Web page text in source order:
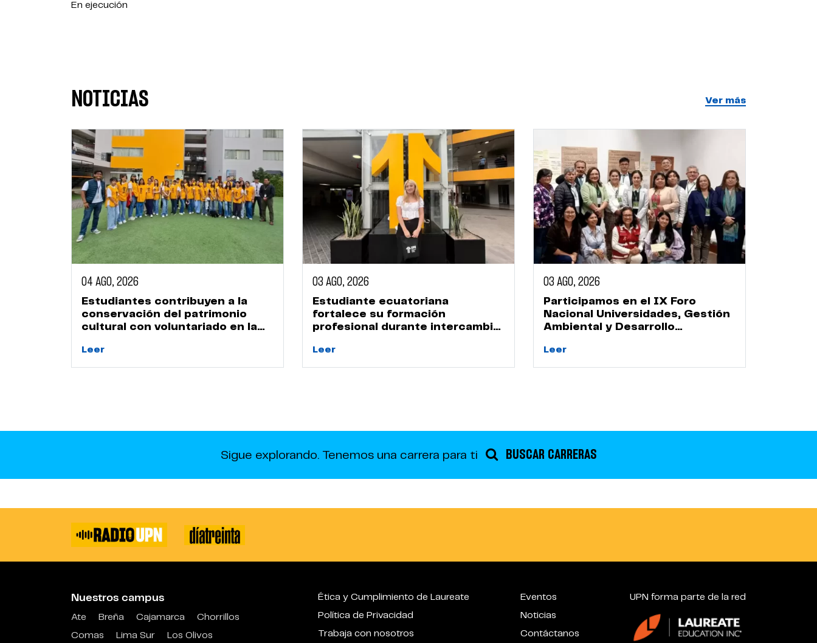
En ejecución
NOTICIAS Ver más
04 AGO, 2026
Estudiantes contribuyen a la
conservación del patrimonio
cultural con voluntariado en la
Leer
03 AGO, 2026
Estudiante ecuatoriana
fortalece su formación
profesional durante intercambio
Leer
03 AGO, 2026
Participamos en el IX Foro
Nacional Universidades, Gestión
Ambiental y Desarrollo
Leer
Sigue explorando. Tenemos una carrera para ti BUSCAR CARRERAS
Nuestros campus
Ate Breña Cajamarca
Chorrillos
Comas
Lima Sur Los Olivos
Ética y Cumplimiento de Laureate
Política de Privacidad
Trabaja con nosotros
Eventos
Noticias
Contáctanos
UPN forma parte de la red